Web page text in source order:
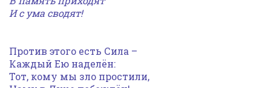
И с ума сводят!
Против этого есть Сила –
Каждый Ею наделён:
Тот, кому мы зло простили,